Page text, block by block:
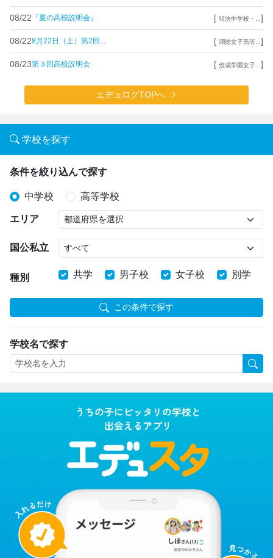
08/22 『夏の高校説明会』 [ 明法中学校・... ]
08/228月22日（土）第2回... [ 潤徳女子高等... ]
08/23第３回高校説明会 [ 佼成学園女子... ]
エデュログTOPへ
学校を探す
条件を絞り込んで探す
中学校 高等学校
エリア
国公私立
種別 共学 男子校 女子校 別学
この条件で探す
学校名で探す